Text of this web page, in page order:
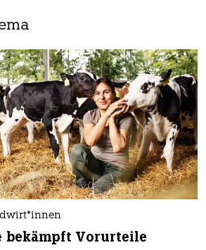
bekämpft Vorurteile